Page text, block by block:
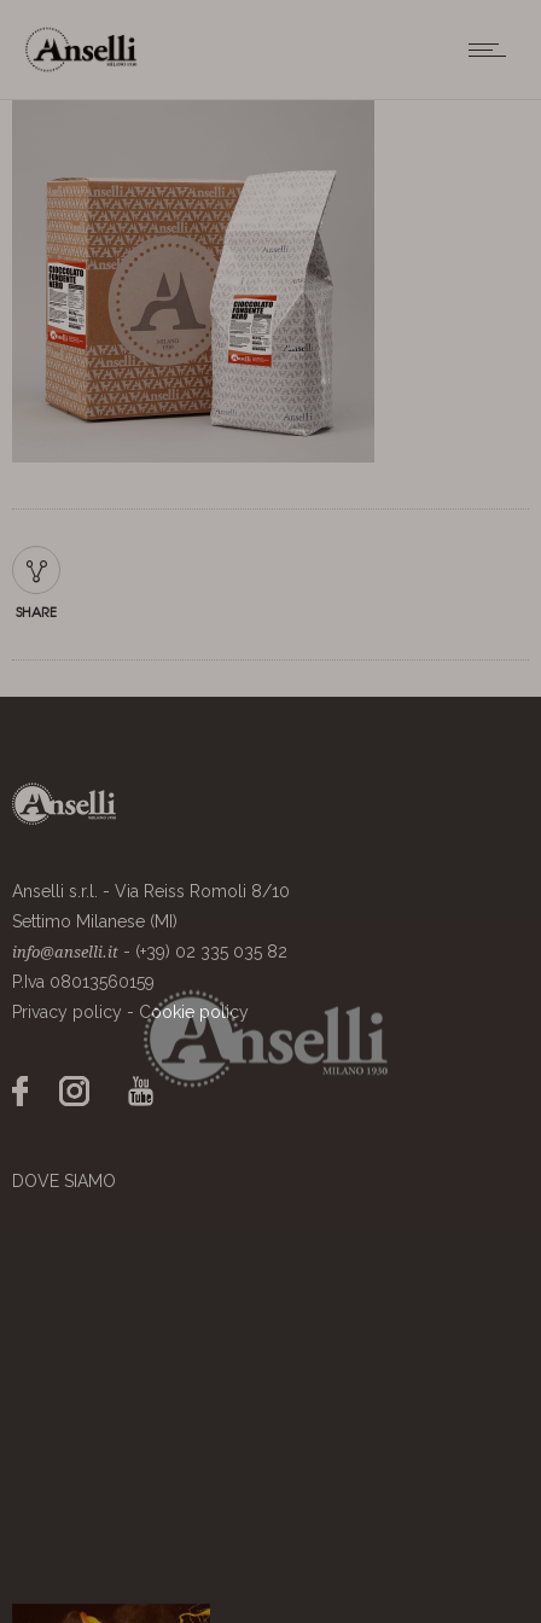
SHARE
Anselli s.r.l. - Via Reiss Romoli 8/10
Settimo Milanese (MI)
info@anselli.it - (+39) 02 335 035 82
P.Iva 08013560159
Privacy policy - Cookie policy
DOVE SIAMO